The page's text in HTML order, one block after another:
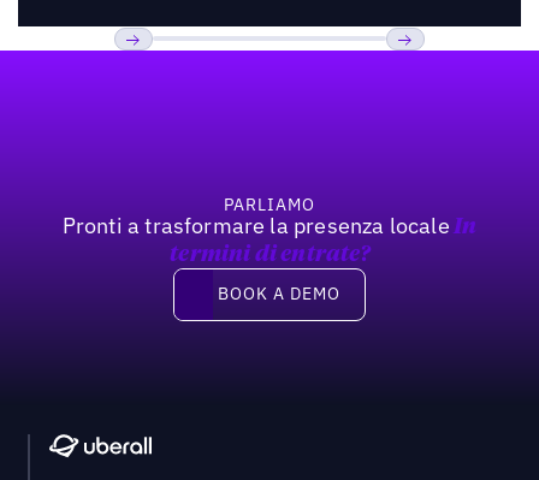
PARLIAMO
Pronti a trasformare la presenza locale In
termini di entrate?
Book a demo
BOOK A DEMO